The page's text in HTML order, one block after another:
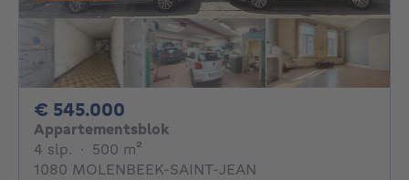
€ 545.000
Appartementsblok
4 slp. 4 slaapkamers
· 500 m²
1080 MOLENBEEK-SAINT-JEAN